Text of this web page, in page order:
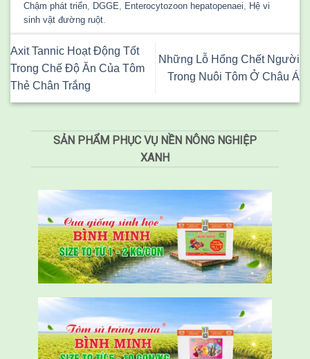
Chậm phát triển, DGGE, Enterocytozoon hepatopenaei, Hệ vi
sinh vật đường ruột.
Axit Tannic Hoạt Động Tốt
Trong Chế Độ Ăn Của Tôm
Thẻ Chân Trắng
Những Lỗ Hổng Chết Người
Trong Nuôi Tôm Ở Châu Á
SẢN PHẨM PHỤC VỤ NỀN NÔNG NGHIỆP
XANH